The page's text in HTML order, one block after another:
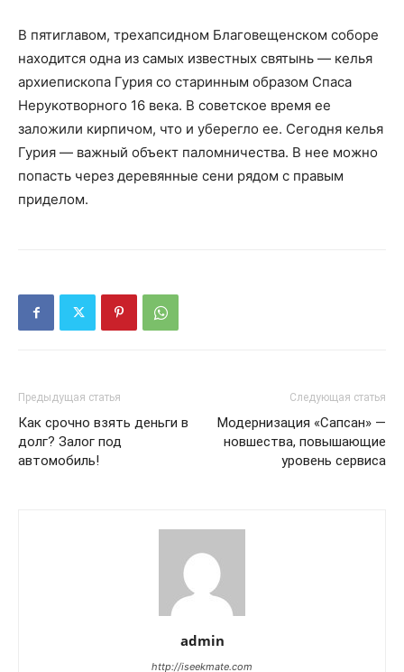
В пятиглавом, трехапсидном Благовещенском соборе
находится одна из самых известных святынь — келья
архиепископа Гурия со старинным образом Спаса
Нерукотворного 16 века. В советское время ее
заложили кирпичом, что и уберегло ее. Сегодня келья
Гурия — важный объект паломничества. В нее можно
попасть через деревянные сени рядом с правым
приделом.
Предыдущая статья
Как срочно взять деньги в
долг? Залог под
автомобиль!
Следующая статья
Модернизация «Сапсан» —
новшества, повышающие
уровень сервиса
admin
http://iseekmate.com